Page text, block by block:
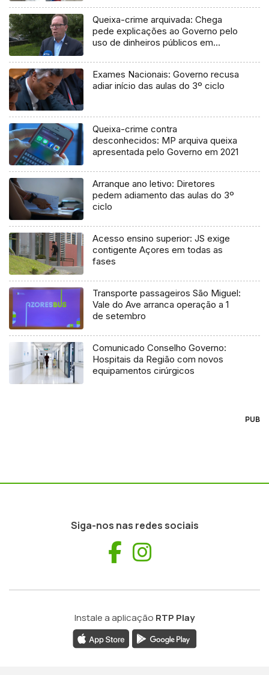
Queixa-crime arquivada: Chega
pede explicações ao Governo pelo
uso de dinheiros públicos em
Exames Nacionais: Governo recusa
adiar início das aulas do 3º ciclo
Queixa-crime contra
desconhecidos: MP arquiva queixa
apresentada pelo Governo em 2021
Arranque ano letivo: Diretores
pedem adiamento das aulas do 3º
ciclo
Acesso ensino superior: JS exige
contigente Açores em todas as
fases
Transporte passageiros São Miguel:
Vale do Ave arranca operação a 1
de setembro
Comunicado Conselho Governo:
Hospitais da Região com novos
equipamentos cirúrgicos
PUB
Siga-nos nas redes sociais
Facebook
Instale a aplicação RTP Play